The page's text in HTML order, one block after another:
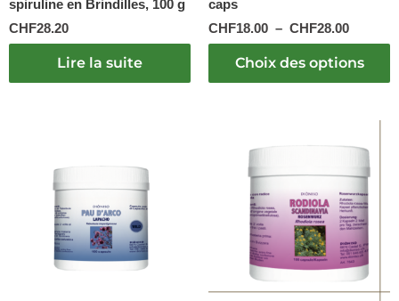
spiruline en Brindilles, 100 g
CHF28.20
Lire la suite
caps
CHF18.00 – CHF28.00
Choix des options
la
page
du
produit